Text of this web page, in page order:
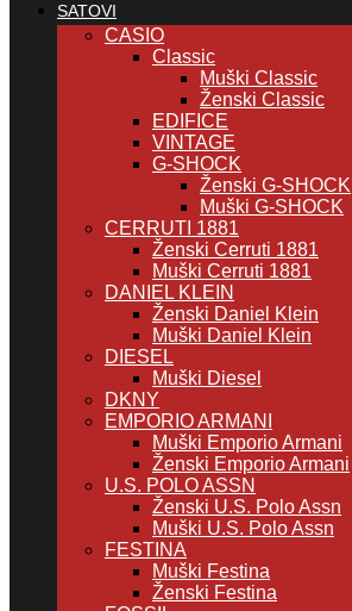
SATOVI
CASIO
Classic
Muški Classic
Ženski Classic
EDIFICE
VINTAGE
G-SHOCK
Ženski G-SHOCK
Muški G-SHOCK
CERRUTI 1881
Ženski Cerruti 1881
Muški Cerruti 1881
DANIEL KLEIN
Ženski Daniel Klein
Muški Daniel Klein
DIESEL
Muški Diesel
DKNY
EMPORIO ARMANI
Muški Emporio Armani
Ženski Emporio Armani
U.S. POLO ASSN
Ženski U.S. Polo Assn
Muški U.S. Polo Assn
FESTINA
Muški Festina
Ženski Festina